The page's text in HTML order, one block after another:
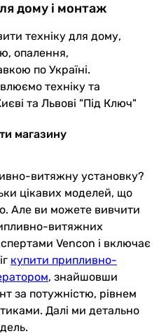
дому і монтаж
техніку для дому,
опалення,
по Україні.
техніку та
та Львові "Під Ключ"
магазину
витяжну установку?
цікавих моделей, що
Але ви можете вивчити
витяжних
Vencon і включає
купити припливно-
, знайшовши
за потужністю, рівнем
Далі ми детально